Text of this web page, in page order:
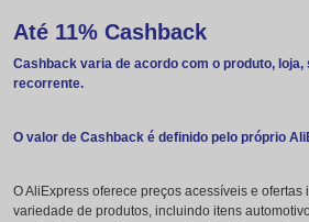
Até 11% Cashback
Cashback varia de acordo com o produto,
recorrente.
O valor de Cashback é definido pelo próprio
O AliExpress oferece preços acessíveis e
variedade de produtos, incluindo itens